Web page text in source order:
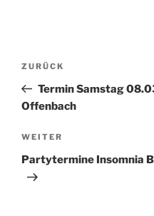
Beitragsnavigation
Vorheriger
Beitrag
ZURÜCK
Termin Samstag
Offenbach
Nächster
Beitrag
WEITER
Partytermine Insomnia